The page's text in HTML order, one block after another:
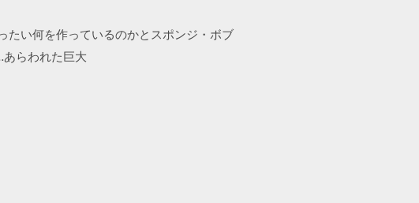
たい何を作っているのかとスポンジ・ボブ
らわれた巨大